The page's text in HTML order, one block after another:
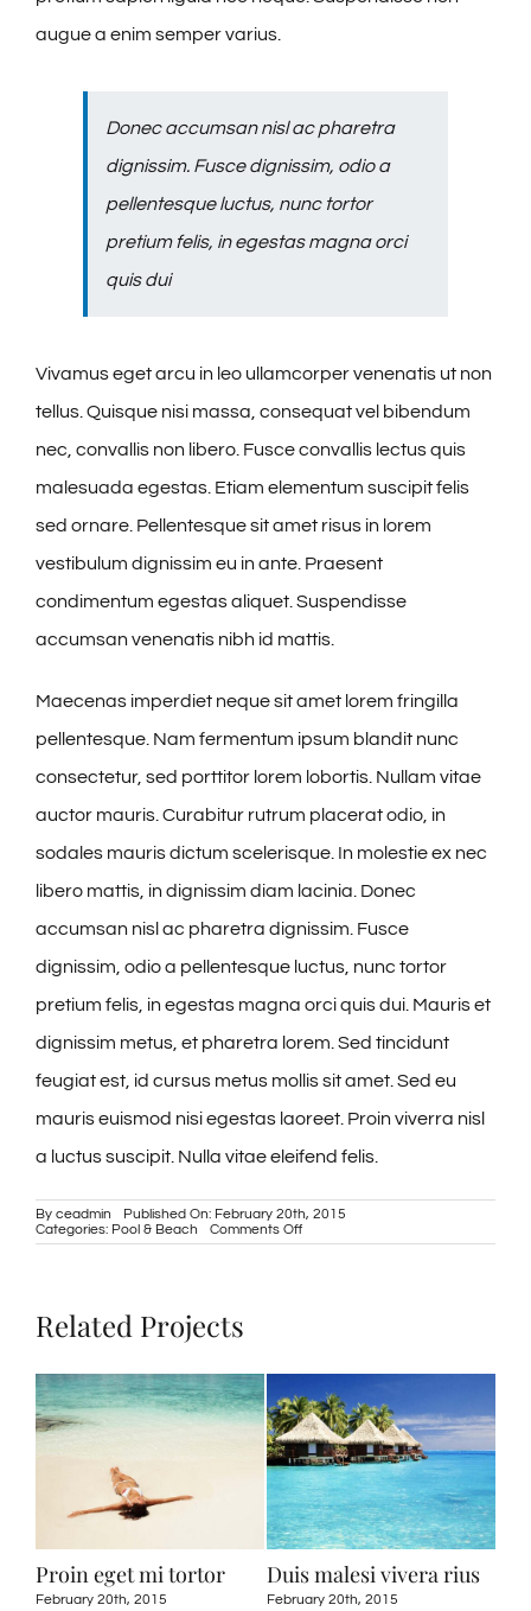
augue a enim semper varius.
Donec accumsan nisl ac pharetra
dignissim. Fusce dignissim, odio a
pellentesque luctus, nunc tortor
pretium felis, in egestas magna orci
quis dui
Vivamus eget arcu in leo ullamcorper venenatis ut non
tellus. Quisque nisi massa, consequat vel bibendum
nec, convallis non libero. Fusce convallis lectus quis
malesuada egestas. Etiam elementum suscipit felis
sed ornare. Pellentesque sit amet risus in lorem
vestibulum dignissim eu in ante. Praesent
condimentum egestas aliquet. Suspendisse
accumsan venenatis nibh id mattis.
Maecenas imperdiet neque sit amet lorem fringilla
pellentesque. Nam fermentum ipsum blandit nunc
consectetur, sed porttitor lorem lobortis. Nullam vitae
auctor mauris. Curabitur rutrum placerat odio, in
sodales mauris dictum scelerisque. In molestie ex nec
libero mattis, in dignissim diam lacinia. Donec
accumsan nisl ac pharetra dignissim. Fusce
dignissim, odio a pellentesque luctus, nunc tortor
pretium felis, in egestas magna orci quis dui. Mauris et
dignissim metus, et pharetra lorem. Sed tincidunt
feugiat est, id cursus metus mollis sit amet. Sed eu
mauris euismod nisi egestas laoreet. Proin viverra nisl
a luctus suscipit. Nulla vitae eleifend felis.
By ceadmin
Published On: February 20th, 2015
Categories: Pool & Beach Comments Offon
Nullam
Related Projects
Proin eget mi tortor
February 20th, 2015
Duis malesi vivera rius
February 20th, 2015